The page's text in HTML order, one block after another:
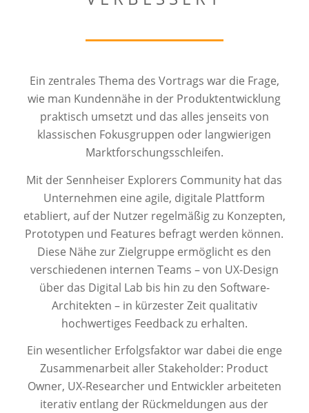
Ein zentrales Thema des Vortrags war die Frage,
wie man Kundennähe in der Produktentwicklung
praktisch umsetzt und das alles jenseits von
klassischen Fokusgruppen oder langwierigen
Marktforschungsschleifen.
Mit der Sennheiser Explorers Community hat das
Unternehmen eine agile, digitale Plattform
etabliert, auf der Nutzer regelmäßig zu Konzepten,
Prototypen und Features befragt werden können.
Diese Nähe zur Zielgruppe ermöglicht es den
verschiedenen internen Teams – von UX-Design
über das Digital Lab bis hin zu den Software-
Architekten – in kürzester Zeit qualitativ
hochwertiges Feedback zu erhalten.
Ein wesentlicher Erfolgsfaktor war dabei die enge
Zusammenarbeit aller Stakeholder: Product
Owner, UX-Researcher und Entwickler arbeiteten
iterativ entlang der Rückmeldungen aus der